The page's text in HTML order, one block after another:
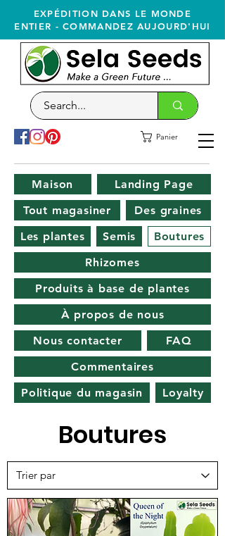
EXPÉDITION DANS LE MONDE
ENTIER - COMMANDEZ AUJOURD'HUI
Panier
Maison
Landing Page
Tout magasiner
Des graines
Les plantes
Semis
Boutures
Rhizomes
Produits à base de plantes
À propos de nous
Nous contacter
FAQ
Commentaires
Politique du magasin
Loyalty
Boutures